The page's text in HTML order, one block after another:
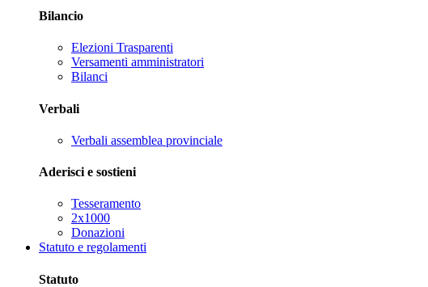
Bilancio
Elezioni Trasparenti
Versamenti amministratori
Bilanci
Verbali
Verbali assemblea provinciale
Aderisci e sostieni
Tesseramento
2x1000
Donazioni
Statuto e regolamenti
Statuto